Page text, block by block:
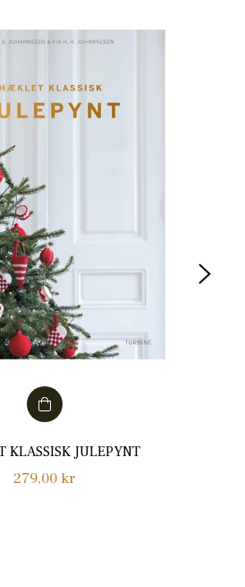
JULEPYNT
Normalpris
279,00 kr